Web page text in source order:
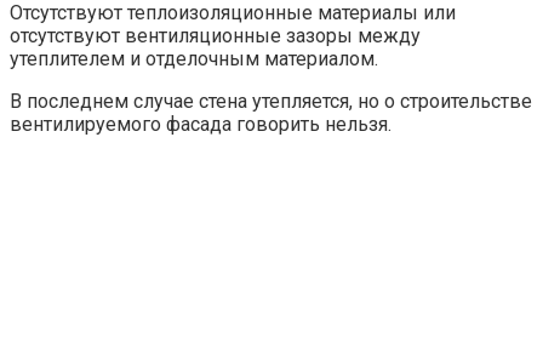
Отсутствуют теплоизоляционные материалы или
отсутствуют вентиляционные зазоры между
утеплителем и отделочным материалом.
В последнем случае стена утепляется, но о строительстве
вентилируемого фасада говорить нельзя.